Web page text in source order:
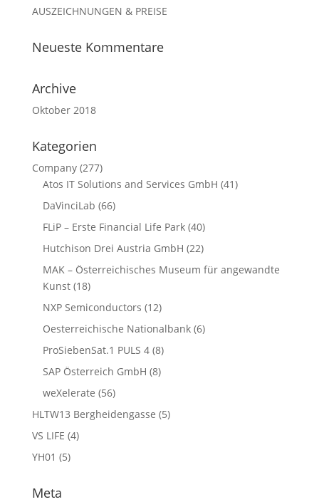
AUSZEICHNUNGEN & PREISE
Neueste Kommentare
Archive
Oktober 2018
Kategorien
Company(277)
Atos IT Solutions and Services GmbH (41)
DaVinciLab (66)
FLiP – Erste Financial Life Park(40)
Hutchison Drei Austria GmbH (22)
MAK – Österreichisches Museum für angewandte
Kunst(18)
NXP Semiconductors (12)
Oesterreichische Nationalbank(6)
ProSiebenSat.1 PULS 4(8)
SAP Österreich GmbH (8)
weXelerate (56)
HLTW13 Bergheidengasse (5)
VS LIFE (4)
YH01 (5)
Meta